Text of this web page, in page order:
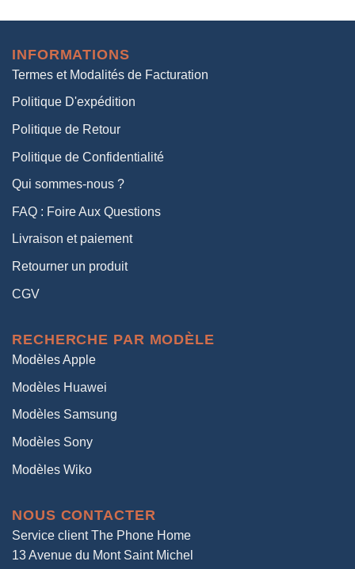
initial
38,00€.
actuel
INFORMATIONS
Termes et Modalités de Facturation
Politique D'expédition
Politique de Retour
Politique de Confidentialité
Qui sommes-nous ?
FAQ : Foire Aux Questions
Livraison et paiement
Retourner un produit
CGV
RECHERCHE PAR MODÈLE
Modèles Apple
Modèles Huawei
Modèles Samsung
Modèles Sony
Modèles Wiko
NOUS CONTACTER
Service client The Phone Home
13 Avenue du Mont Saint Michel